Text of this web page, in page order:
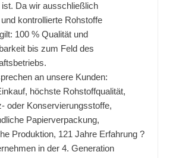
Da wir ausschließlich
kontrollierte Rohstoffe
100 % Qualität und
bis zum Feld des
an unsere Kunden:
höchste Rohstoffqualität,
oder Konservierungsstoffe,
Papierverpackung,
Produktion, 121 Jahre Erfahrung ?
in der 4. Generation